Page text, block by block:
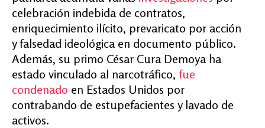
celebración indebida de contratos,
enriquecimiento ilícito, prevaricato por acción
y falsedad ideológica en documento público.
Además, su primo César Cura Demoya ha
estado vinculado al narcotráfico, fue
condenado en Estados Unidos por
contrabando de estupefacientes y lavado de
activos.